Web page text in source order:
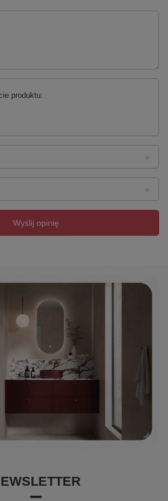
produktu:
Wyślij opinię